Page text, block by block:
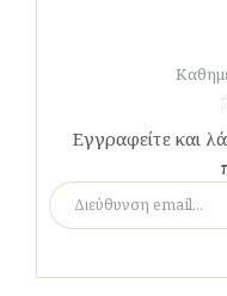
Εγγραφείτε και